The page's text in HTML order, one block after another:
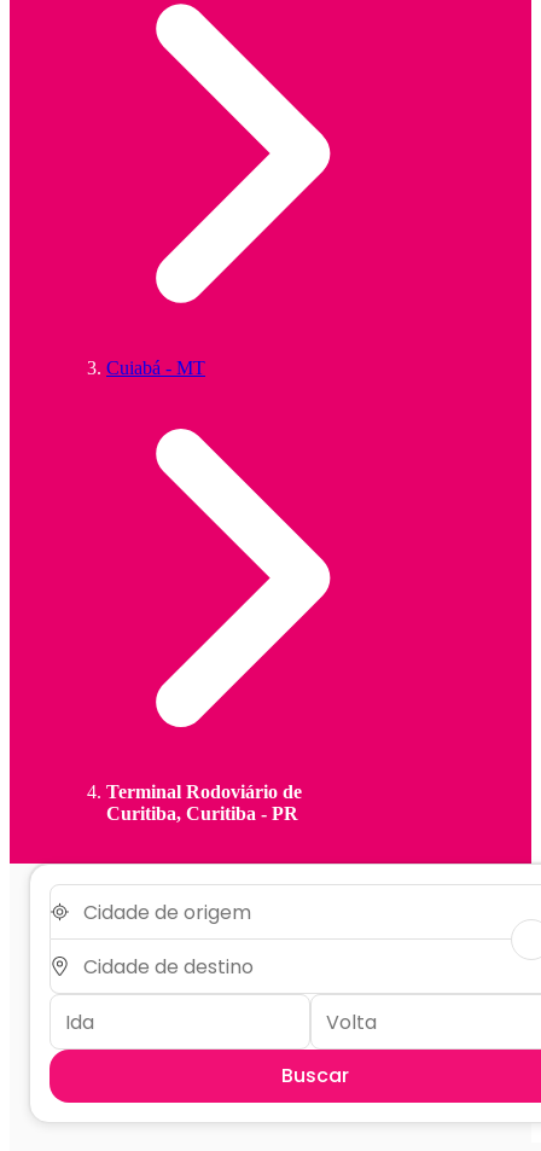
Cuiabá - MT
Terminal Rodoviário de
Curitiba, Curitiba - PR
Buscar